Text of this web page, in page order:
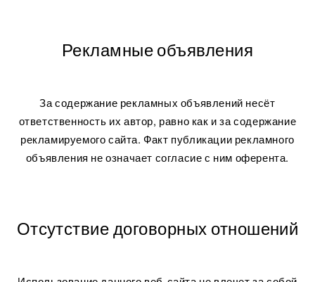
Рекламные объявления
За содержание рекламных объявлений несёт
ответственность их автор, равно как и за содержание
рекламируемого сайта. Факт публикации рекламного
объявления не означает согласие с ним оферента.
Отсутствие договорных отношений